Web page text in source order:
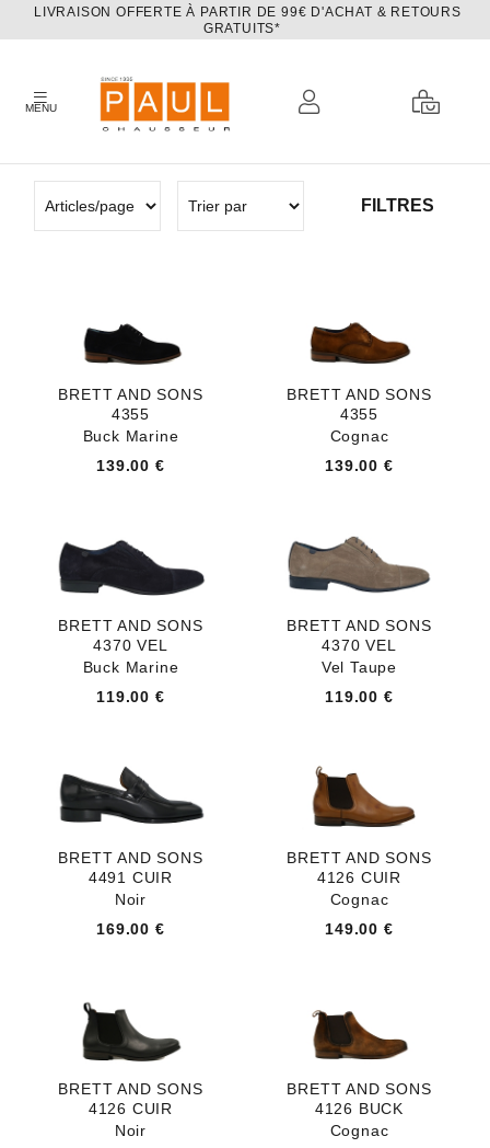
LIVRAISON OFFERTE À PARTIR DE 99€ D'ACHAT & RETOURS
GRATUITS*
MENU
FILTRES
BRETT AND SONS
4355
Buck Marine
139.00 €
BRETT AND SONS
4355
Cognac
139.00 €
BRETT AND SONS
4370 VEL
Buck Marine
119.00 €
BRETT AND SONS
4370 VEL
Vel Taupe
119.00 €
BRETT AND SONS
4491 CUIR
Noir
169.00 €
BRETT AND SONS
4126 CUIR
Cognac
149.00 €
BRETT AND SONS
4126 CUIR
Noir
BRETT AND SONS
4126 BUCK
Cognac